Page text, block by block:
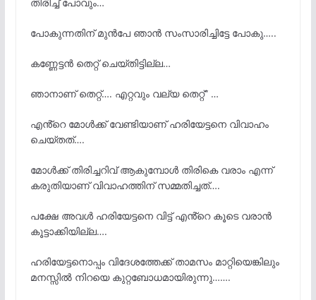
പോകുന്നതിന് മുൻപേ ഞാൻ സംസാരിച്ചിട്ടേ പോകു…..
കണ്ണേട്ടൻ തെറ്റ് ചെയ്തിട്ടില്ല…
ഞാനാണ് തെറ്റ്…. എറ്റവും വല്യ തെറ്റ്” …
എൻ്റെ മോൾക്ക് വേണ്ടിയാണ് ഹരിയേട്ടനെ വിവാഹം
ചെയ്തത്….
മോൾക്ക് തിരിച്ചറിവ് ആകുമ്പോൾ തിരികെ വരാം എന്ന്
കരുതിയാണ് വിവാഹത്തിന് സമ്മതിച്ചത്….
പക്ഷേ അവൾ ഹരിയേട്ടനെ വിട്ട് എൻ്റെ കൂടെ വരാൻ
കൂട്ടാക്കിയില്ല….
ഹരിയേട്ടനൊപ്പം വിദേശത്തേക്ക് താമസം മാറ്റിയെങ്കിലും
മനസ്സിൽ നിറയെ കുറ്റബോധമായിരുന്നു…….